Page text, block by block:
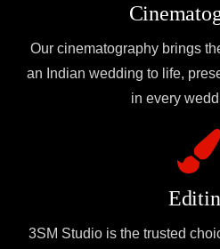
Our cinematography brings
an Indian wedding to life,
in every
3SM Studio is the trusted